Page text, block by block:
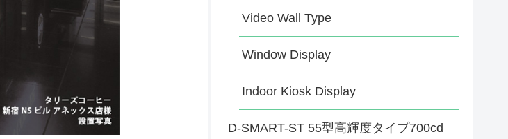
Video Wall Type
Window Display
Indoor Kiosk Display
D-SMART-ST 55型高輝度タイプ700cd